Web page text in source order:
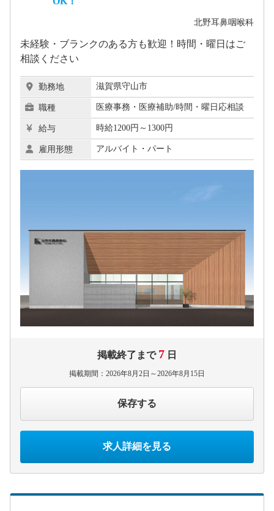
北野耳鼻咽喉科
未経験・ブランクのある方も歓迎！時間・曜日はご
相談ください
勤務地 滋賀県守山市
職種 医療事務・医療補助/時間・曜日応相談
給与 時給1200円～1300円
雇用形態 アルバイト・パート
掲載終了まで 7 日
掲載期間：2026年8月2日～2026年8月15日
保存する
求人詳細を見る